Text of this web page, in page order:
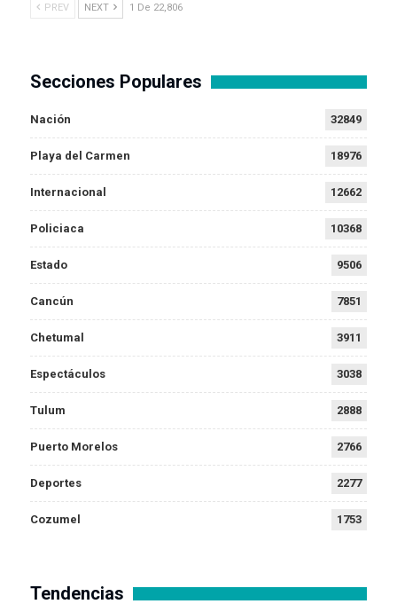
PREV NEXT 1 De 22,806
Secciones Populares
Nación 32849
Playa del Carmen 18976
Internacional 12662
Policiaca 10368
Estado 9506
Cancún 7851
Chetumal 3911
Espectáculos 3038
Tulum 2888
Puerto Morelos 2766
Deportes 2277
Cozumel 1753
Tendencias